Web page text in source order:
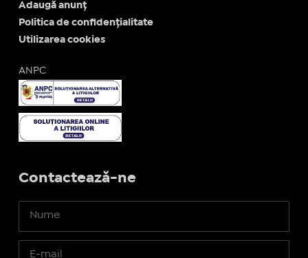
Adaugă anunț
Politica de confidențialitate
Utilizarea cookies
ANPC
Contactează-ne